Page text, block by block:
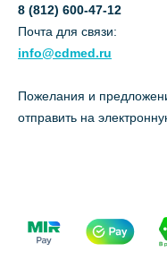
8 (812) 600-47-12
Почта для связи:
info@cdmed.ru
Пожелания и
отправить на